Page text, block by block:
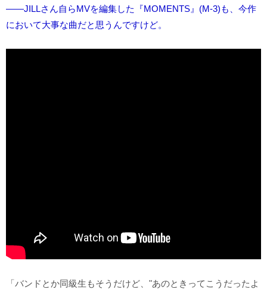
――JILLさん自らMVを編集した『MOMENTS』(M-3)も、今作
において大事な曲だと思うんですけど。
「バンドとか同級生もそうだけど、"あのときってこうだったよ